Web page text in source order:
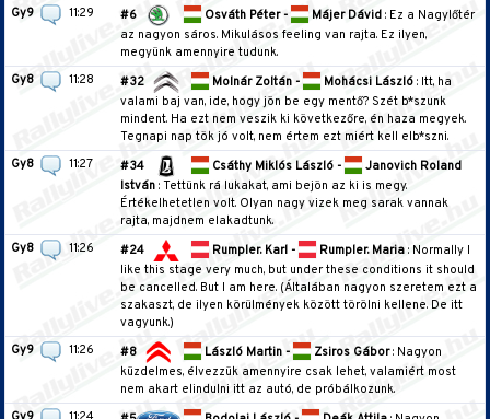
Gy9
11:29 #6 Osváth Péter - Májer Dávid: Ez a Nagylőtér
az nagyon sáros. Mikulásos feeling van rajta. Ez ilyen,
megyünk amennyire tudunk.
Gy8
11:28 #32 Molnár Zoltán - Mohácsi László: Itt, ha
valami baj van, ide, hogy jön be egy mentő? Szét b*szunk
mindent. Ha ezt nem veszik ki következőre, én haza megyek.
Tegnapi nap tök jó volt, nem értem ezt miért kell elb*szni.
Gy8
11:27 #34 Csáthy Miklós László -
Janovich Roland
István: Tettünk rá lukakat, ami bejön az ki is megy.
Értékelhetetlen volt. Olyan nagy vizek meg sarak vannak
rajta, majdnem elakadtunk.
Gy8
11:26 #24 Rumpler. Karl - Rumpler. Maria: Normally I
like this stage very much, but under these conditions it should
be cancelled. But I am here. (Általában nagyon szeretem ezt a
szakaszt, de ilyen körülmények között törölni kellene. De itt
vagyunk.)
Gy9
11:26 #8 László Martin - Zsiros Gábor: Nagyon
küzdelmes, élvezzük amennyire csak lehet, valamiért most
nem akart elindulni itt az autó, de próbálkozunk.